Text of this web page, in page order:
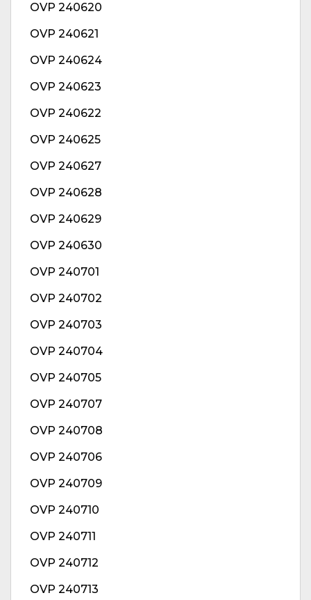
OVP 240620
OVP 240621
OVP 240624
OVP 240623
OVP 240622
OVP 240625
OVP 240627
OVP 240628
OVP 240629
OVP 240630
OVP 240701
OVP 240702
OVP 240703
OVP 240704
OVP 240705
OVP 240707
OVP 240708
OVP 240706
OVP 240709
OVP 240710
OVP 240711
OVP 240712
OVP 240713